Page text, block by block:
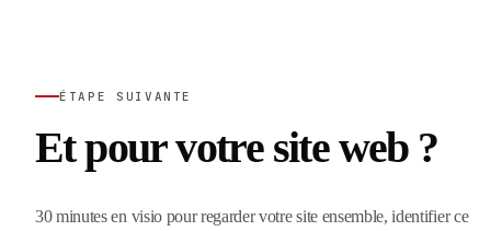
ÉTAPE SUIVANTE
Et pour votre site web ?
30 minutes en visio pour regarder votre site ensemble, identifier ce